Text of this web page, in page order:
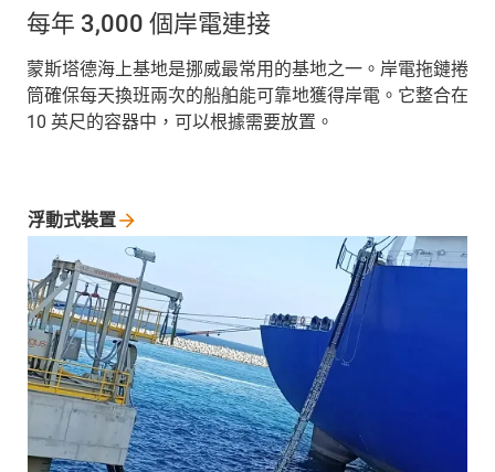
每年 3,000 個岸電連接
蒙斯塔德海上基地是挪威最常用的基地之一。岸電拖鏈捲
筒確保每天換班兩次的船舶能可靠地獲得岸電。它整合在
10 英尺的容器中，可以根據需要放置。
浮動式裝置